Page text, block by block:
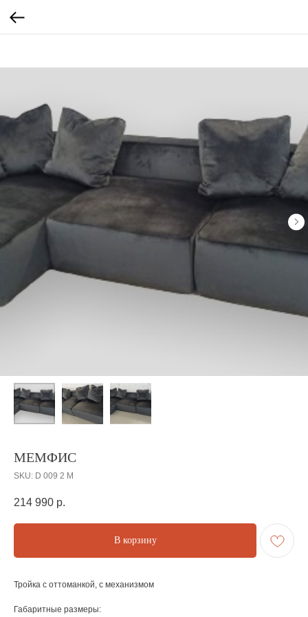
МЕМФИС
SKU: D 009 2 М
214 990 р.
В корзину
Тройка с оттоманкой, с механизмом
Габаритные размеры: